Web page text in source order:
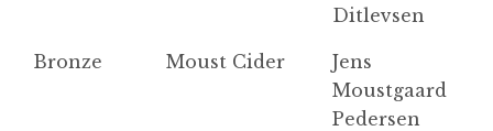
Ditlevsen
Bronze Moust Cider
Jens
Moustgaard
Pedersen